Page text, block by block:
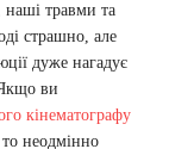
травми та
страшно, але
дуже нагадує
ви
кінематографу
неодмінно